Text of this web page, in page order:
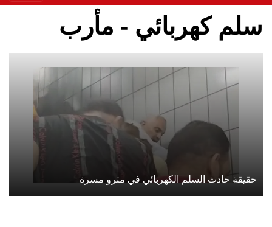
سلم كهربائي - مأرب
حقيقة حادث السلم الكهربائي في مترو مسرة